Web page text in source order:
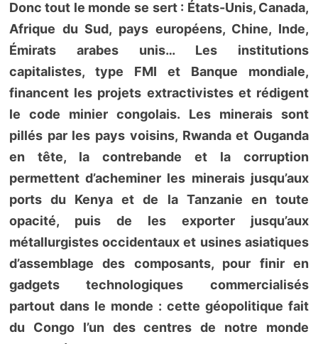
Donc tout le monde se sert : États-Unis, Canada,
Afrique du Sud, pays européens, Chine, Inde,
Émirats arabes unis… Les institutions
capitalistes, type FMI et Banque mondiale,
financent les projets extractivistes et rédigent
le code minier congolais. Les minerais sont
pillés par les pays voisins, Rwanda et Ouganda
en tête, la contrebande et la corruption
permettent d’acheminer les minerais jusqu’aux
ports du Kenya et de la Tanzanie en toute
opacité, puis de les exporter jusqu’aux
métallurgistes occidentaux et usines asiatiques
d’assemblage des composants, pour finir en
gadgets technologiques commercialisés
partout dans le monde : cette géopolitique fait
du Congo l’un des centres de notre monde